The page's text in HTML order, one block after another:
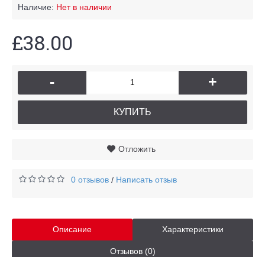
Наличие: Нет в наличии
£38.00
- +
КУПИТЬ
Отложить
0 отзывов / Написать отзыв
Описание Характеристики
Отзывов (0)